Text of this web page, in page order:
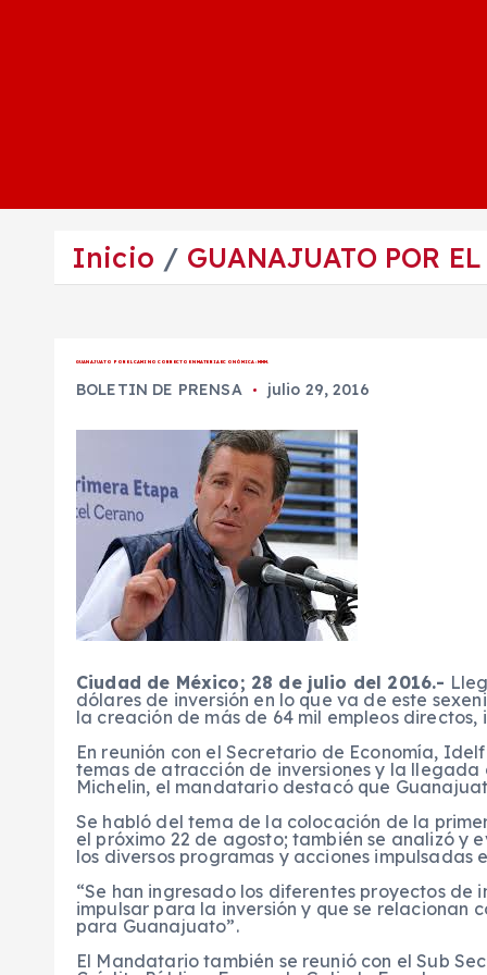
Inicio GUANAJUATO POR
GUANAJUATO POR EL CAMINO CORRECTO EN MATERIA ECONÓMICA: MMM.
BOLETIN DE PRENSA julio 29, 2016
Ciudad de México; 28 de julio del 2016.-
dólares de inversión en lo que va de este
la creación de más de 64 mil empleos
En reunión con el Secretario de Economía,
temas de atracción de inversiones y la
Michelin, el mandatario destacó que
Se habló del tema de la colocación de la
el próximo 22 de agosto; también se analizó y
los diversos programas y acciones
“Se han ingresado los diferentes proyectos
impulsar para la inversión y que se relacionan
para Guanajuato”.
El Mandatario también se reunió con el Sub